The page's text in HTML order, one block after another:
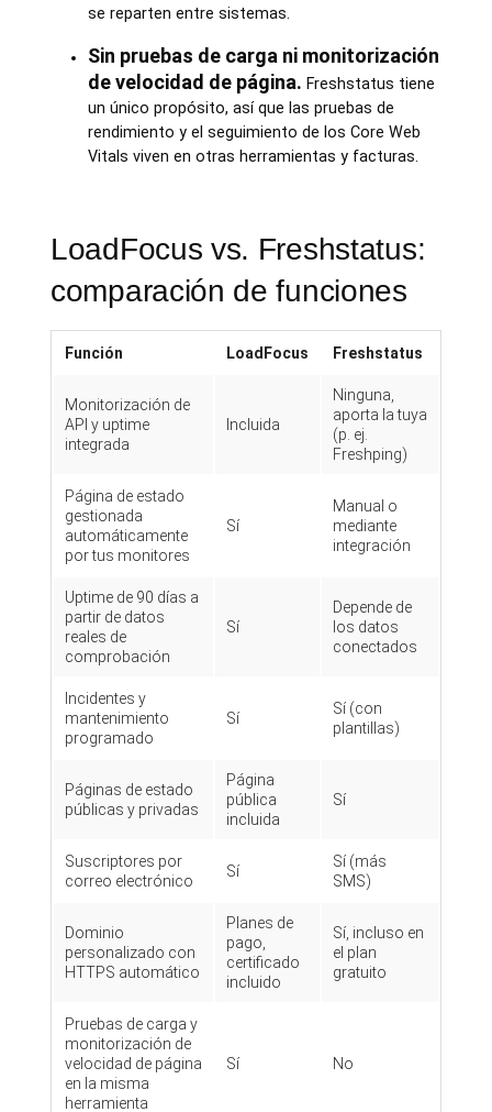
se reparten entre sistemas.
Sin pruebas de carga ni monitorización
de velocidad de página. Freshstatus tiene
un único propósito, así que las pruebas de
rendimiento y el seguimiento de los Core Web
Vitals viven en otras herramientas y facturas.
LoadFocus vs. Freshstatus:
comparación de funciones
Función LoadFocus Freshstatus
Monitorización de
API y uptime
integrada
Incluida
Ninguna,
aporta la tuya
(p. ej.
Freshping)
Página de estado
gestionada
automáticamente
por tus monitores
Sí
Manual o
mediante
integración
Uptime de 90 días a
partir de datos
reales de
comprobación
Sí
Depende de
los datos
conectados
Incidentes y
mantenimiento
programado
Sí
Sí (con
plantillas)
Páginas de estado
públicas y privadas
Página
pública
incluida
Sí
Suscriptores por
correo electrónico
Sí
Sí (más
SMS)
Dominio
personalizado con
HTTPS automático
Planes de
pago,
certificado
incluido
Sí, incluso en
el plan
gratuito
Pruebas de carga y
monitorización de
velocidad de página
en la misma
herramienta
Sí No